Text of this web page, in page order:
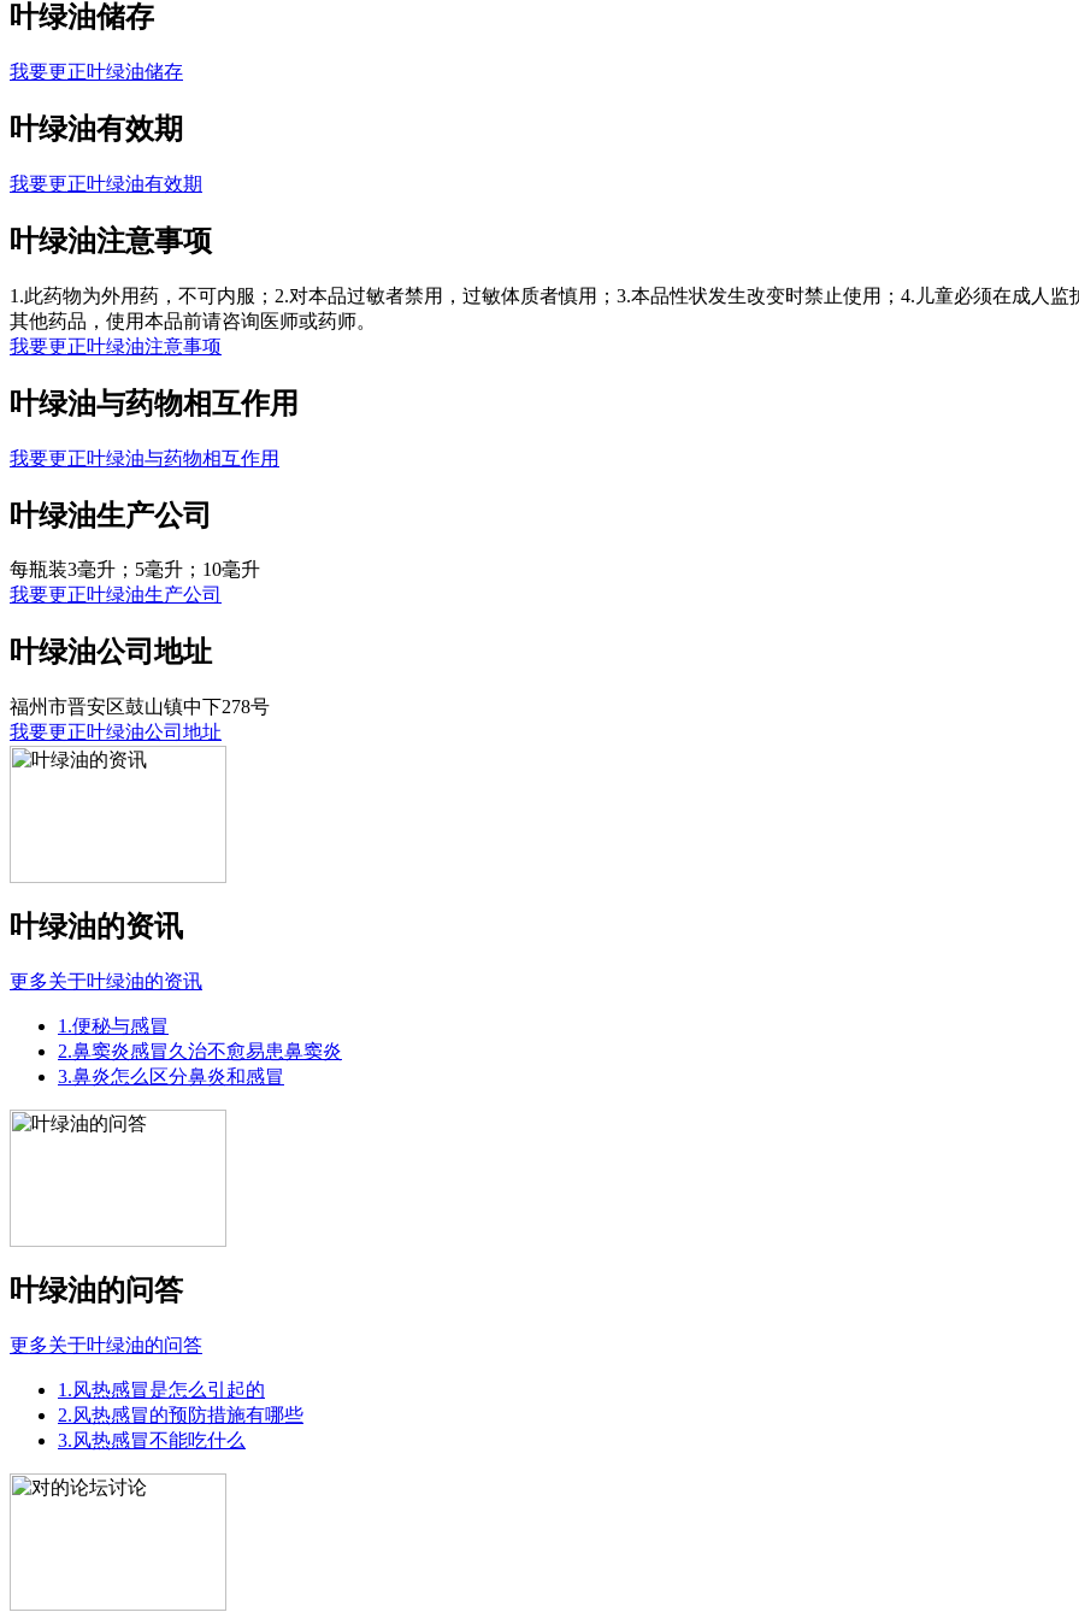
叶绿油储存
我要更正叶绿油储存
叶绿油有效期
我要更正叶绿油有效期
叶绿油注意事项
1.此药物为外用药，不可内服；2.对本品过敏者禁用，过敏体质者慎用；3.本品性状发生改变时禁止使用；4.儿童必须在成人
其他药品，使用本品前请咨询医师或药师。
我要更正叶绿油注意事项
叶绿油与药物相互作用
我要更正叶绿油与药物相互作用
叶绿油生产公司
每瓶装3毫升；5毫升；10毫升
我要更正叶绿油生产公司
叶绿油公司地址
福州市晋安区鼓山镇中下278号
我要更正叶绿油公司地址
叶绿油的资讯
更多关于叶绿油的资讯
1.便秘与感冒
2.鼻窦炎感冒久治不愈易患鼻窦炎
3.鼻炎怎么区分鼻炎和感冒
叶绿油的问答
更多关于叶绿油的问答
1.风热感冒是怎么引起的
2.风热感冒的预防措施有哪些
3.风热感冒不能吃什么